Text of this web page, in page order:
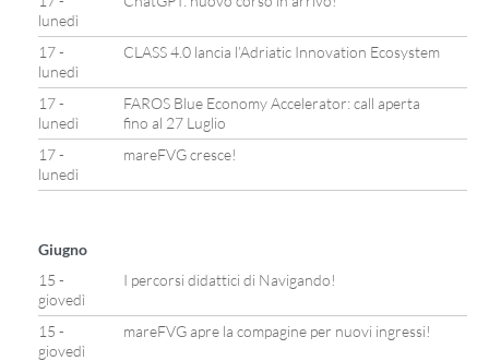
lunedì
17 -
lunedì
CLASS 4.0 lancia l’Adriatic Innovation Ecosystem
17 -
lunedì
FAROS Blue Economy Accelerator: call aperta
fino al 27 Luglio
17 -
lunedì
mareFVG cresce!
Giugno
15 -
giovedì
I percorsi didattici di Navigando!
15 -
giovedì
mareFVG apre la compagine per nuovi ingressi!